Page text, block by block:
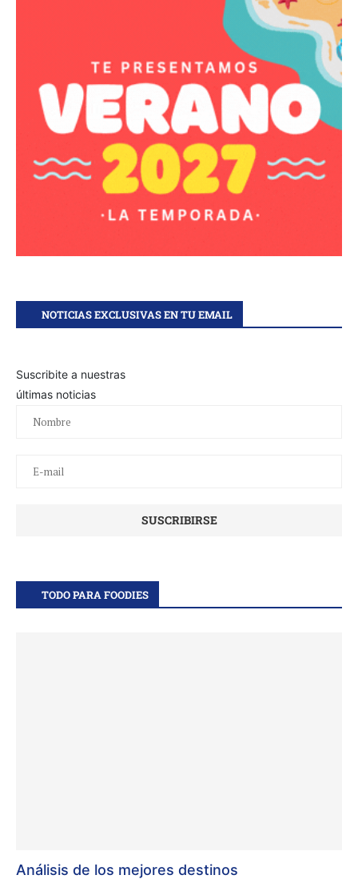
NOTICIAS EXCLUSIVAS EN TU EMAIL
Suscribite a nuestras
últimas noticias
TODO PARA FOODIES
Análisis de los mejores destinos